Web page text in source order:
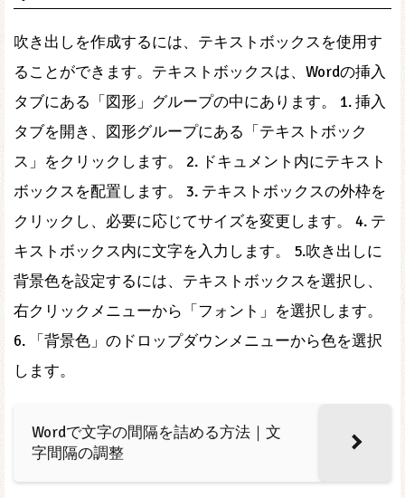
吹き出しを作成するには、テキストボックスを使用す
ることができます。テキストボックスは、Wordの挿入
タブにある「図形」グループの中にあります。 1. 挿入
タブを開き、図形グループにある「テキストボック
ス」をクリックします。 2. ドキュメント内にテキスト
ボックスを配置します。 3. テキストボックスの外枠を
クリックし、必要に応じてサイズを変更します。 4. テ
キストボックス内に文字を入力します。 5.吹き出しに
背景色を設定するには、テキストボックスを選択し、
右クリックメニューから「フォント」を選択します。
6. 「背景色」のドロップダウンメニューから色を選択
します。
Wordで文字の間隔を詰める方法｜文
字間隔の調整